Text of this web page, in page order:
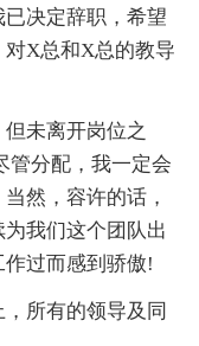
决定辞职，希望
X总和X总的教导
未离开岗位之
管分配，我一定会
然，容许的话，
我们这个团队出
过而感到骄傲!
所有的领导及同